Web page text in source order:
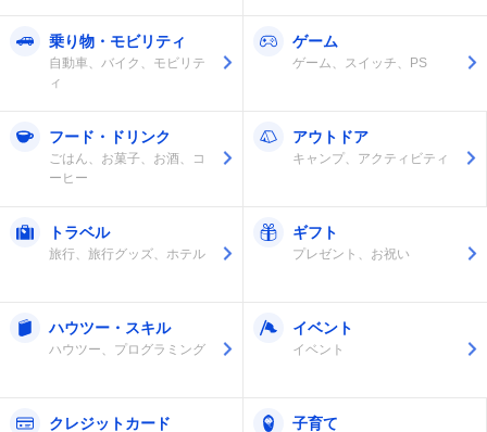
乗り物・モビリティ
自動車、バイク、モビリテ
ィ
ゲーム
ゲーム、スイッチ、PS
フード・ドリンク
ごはん、お菓子、お酒、コ
ーヒー
アウトドア
キャンプ、アクティビティ
トラベル
旅行、旅行グッズ、ホテル
ギフト
プレゼント、お祝い
ハウツー・スキル
ハウツー、プログラミング
イベント
イベント
クレジットカード 子育て